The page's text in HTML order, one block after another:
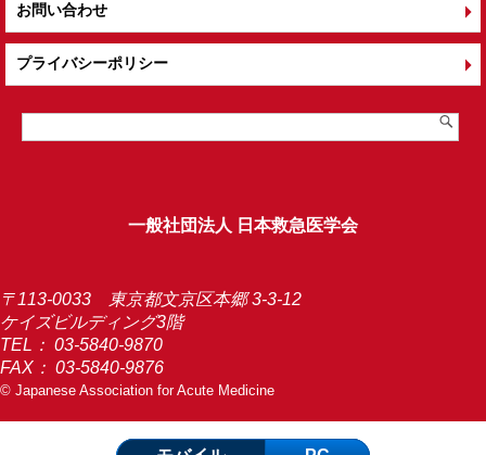
お問い合わせ
プライバシーポリシー
一般社団法人 日本救急医学会
〒113-0033 東京都文京区本郷 3-3-12
ケイズビルディング3階
TEL： 03-5840-9870
FAX： 03-5840-9876
© Japanese Association for Acute Medicine